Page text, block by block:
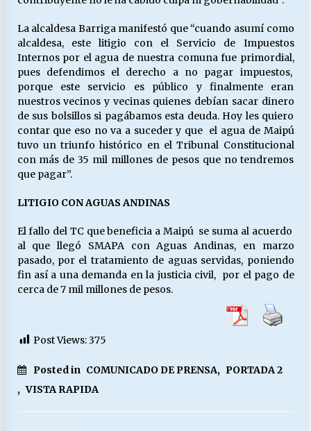
La alcaldesa Barriga manifestó que “cuando asumí como
alcaldesa, este litigio con el Servicio de Impuestos
Internos por el agua de nuestra comuna fue primordial,
pues defendimos el derecho a no pagar impuestos,
porque este servicio es público y finalmente eran
nuestros vecinos y vecinas quienes debían sacar dinero
de sus bolsillos si pagábamos esta deuda. Hoy les quiero
contar que eso no va a suceder y que el agua de Maipú
tuvo un triunfo histórico en el Tribunal Constitucional
con más de 35 mil millones de pesos que no tendremos
que pagar”.
LITIGIO CON AGUAS ANDINAS
El fallo del TC que beneficia a Maipú se suma al acuerdo
al que llegó SMAPA con Aguas Andinas, en marzo
pasado, por el tratamiento de aguas servidas, poniendo
fin así a una demanda en la justicia civil, por el pago de
cerca de 7 mil millones de pesos.
Post Views:375
Posted in COMUNICADO DE PRENSA, PORTADA 2
, VISTA RAPIDA